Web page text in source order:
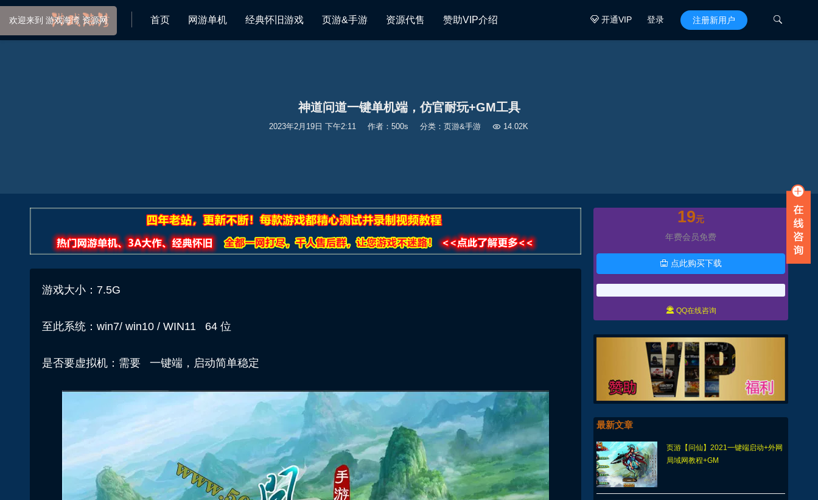
开通VIP 登录 注册新用户 
首页 网游单机 经典怀旧游戏 页游&手游 资源代售 赞助VIP介绍
神道问道一键单机端，仿官耐玩+GM工具
2023年2月19日 下午2:11 作者：500s 分类： 页游&手游  14.02K
游戏大小：7.5G
至此系统：win7/ win10 / WIN11 64 位
是否要虚拟机：需要 一键端，启动简单稳定
19元
年费会员免费
 点此购买下载
 QQ在线咨询
最新文章
页游【问仙】2021一键端启动+外网
局域网教程+GM